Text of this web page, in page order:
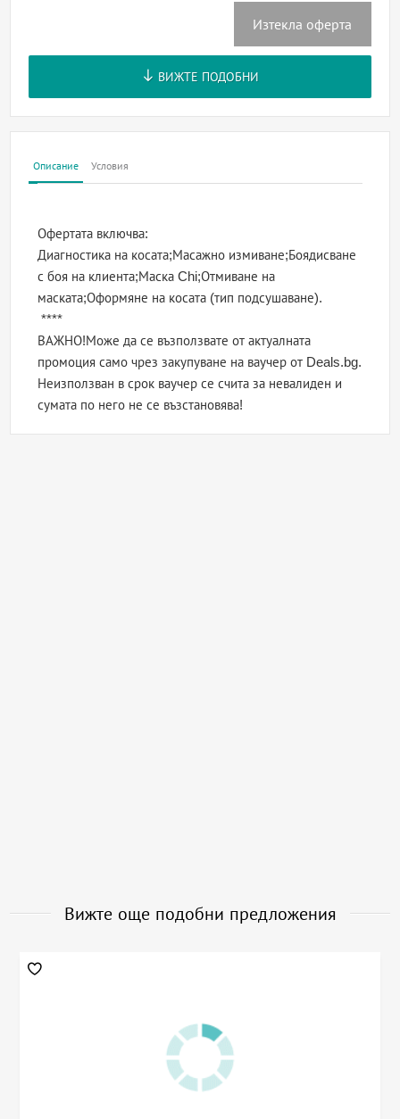
Изтекла оферта
ВИЖТЕ ПОДОБНИ
Описание Условия
Офертата включва:
Диагностика на косата;Масажно измиване;Боядисване
с боя на клиента;Маска Chi;Отмиване на
маската;Оформяне на косата (тип подсушаване).
****
ВАЖНО!Може да се възползвате от актуалната
промоция само чрез закупуване на ваучер от Deals.bg.
Неизползван в срок ваучер се счита за невалиден и
сумата по него не се възстановява!
Вижте още подобни предложения